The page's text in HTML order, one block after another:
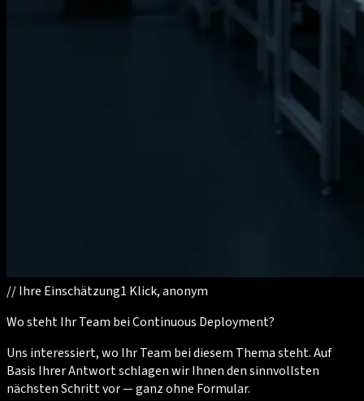
//Ihre Einschätzung1 Klick, anonym
Wo steht Ihr Team bei Continuous Deployment?
Uns interessiert, wo Ihr Team bei diesem Thema steht. Auf
Basis Ihrer Antwort schlagen wir Ihnen den sinnvollsten
nächsten Schritt vor — ganz ohne Formular.